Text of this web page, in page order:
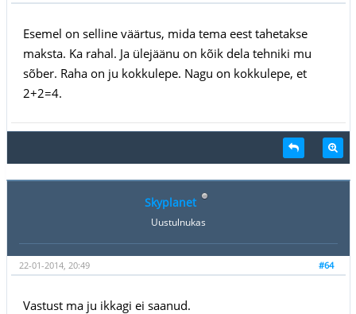
Esemel on selline väärtus, mida tema eest tahetakse
maksta. Ka rahal. Ja ülejäänu on kõik dela tehniki mu
sõber. Raha on ju kokkulepe. Nagu on kokkulepe, et
2+2=4.
Skyplanet
Uustulnukas
#64
22-01-2014, 20:49
Vastust ma ju ikkagi ei saanud.